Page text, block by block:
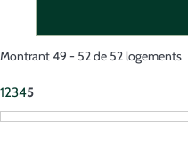
Montrant 49 - 52 de 52 logements
12345